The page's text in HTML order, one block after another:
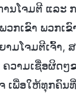
ານໂຈມຕີ ແລ
ກເຂົາ ພວກເ
າມໂຈມຕີເຈົ້າ,
າມເຊື່ອຜິດໆຂ
ເພື່ອໃຫ້ທຸກຄົນ